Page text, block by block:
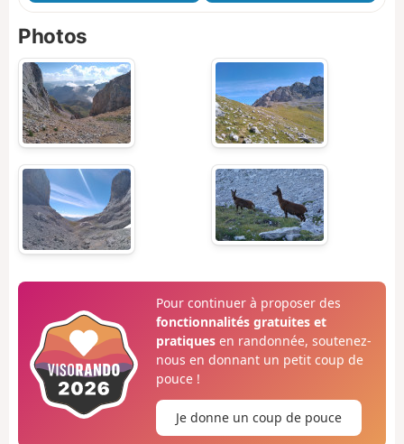
Photos
Pour continuer à proposer des
fonctionnalités gratuites et
pratiquesen randonnée, soutenez-
nous en donnant un petit coup de
pouce !
Je donne un coup de pouce